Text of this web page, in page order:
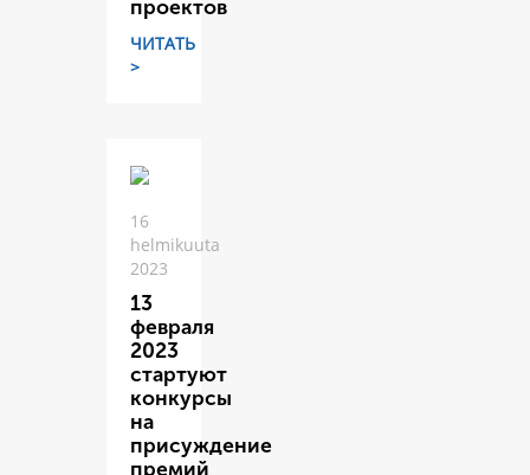
проектов
ЧИТАТЬ
>
16
helmikuuta
2023
13
февраля
2023
стартуют
конкурсы
на
присуждение
премий